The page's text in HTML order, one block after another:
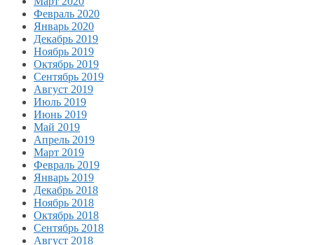
Февраль 2020
Январь 2020
Декабрь 2019
Ноябрь 2019
Октябрь 2019
Сентябрь 2019
Август 2019
Июль 2019
Июнь 2019
Май 2019
Апрель 2019
Март 2019
Февраль 2019
Январь 2019
Декабрь 2018
Ноябрь 2018
Октябрь 2018
Сентябрь 2018
Август 2018